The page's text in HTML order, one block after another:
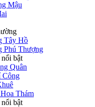
Mậu
Tây Hồ
Phú Thượng
bật
Quân
Công
Thám
bật